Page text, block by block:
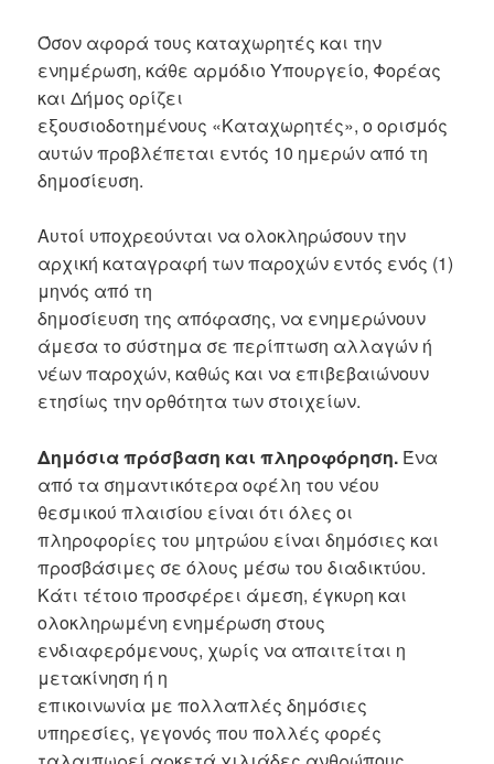
Όσον αφορά τους καταχωρητές και την
ενημέρωση, κάθε αρμόδιο Υπουργείο, Φορέας
και Δήμος ορίζει
εξουσιοδοτημένους «Καταχωρητές», ο ορισμός
αυτών προβλέπεται εντός 10 ημερών από τη
δημοσίευση.
Αυτοί υποχρεούνται να ολοκληρώσουν την
αρχική καταγραφή των παροχών εντός ενός (1)
μηνός από τη
δημοσίευση της απόφασης, να ενημερώνουν
άμεσα το σύστημα σε περίπτωση αλλαγών ή
νέων παροχών, καθώς και να επιβεβαιώνουν
ετησίως την ορθότητα των στοιχείων.
Δημόσια πρόσβαση και πληροφόρηση. Ένα
από τα σημαντικότερα οφέλη του νέου
θεσμικού πλαισίου είναι ότι όλες οι
πληροφορίες του μητρώου είναι δημόσιες και
προσβάσιμες σε όλους μέσω του διαδικτύου.
Κάτι τέτοιο προσφέρει άμεση, έγκυρη και
ολοκληρωμένη ενημέρωση στους
ενδιαφερόμενους, χωρίς να απαιτείται η
μετακίνηση ή η
επικοινωνία με πολλαπλές δημόσιες
υπηρεσίες, γεγονός που πολλές φορές